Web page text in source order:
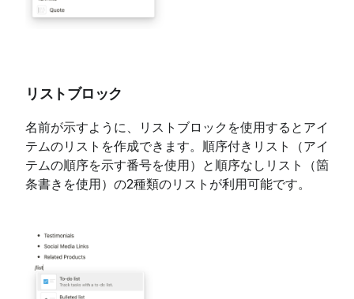
リストブロック
名前が示すように、リストブロックを使用するとアイ
テムのリストを作成できます。順序付きリスト（アイ
テムの順序を示す番号を使用）と順序なしリスト（箇
条書きを使用）の2種類のリストが利用可能です。